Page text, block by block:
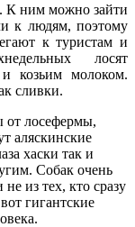
К ним можно зайти
к людям, поэтому
к туристам и
лосят
козьим молоком.
сливки.
от лосефермы,
аляскинские
хаски так и
Собак очень
из тех, кто сразу
гигантские